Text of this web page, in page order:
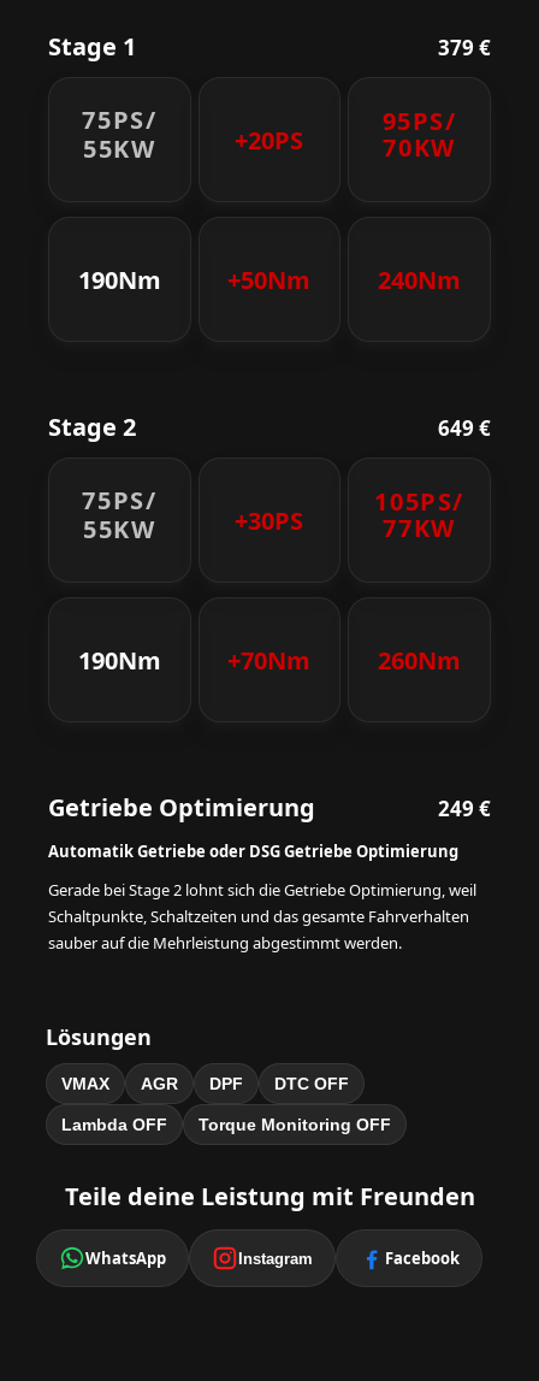
Stage 1 379 €
75PS/
55KW
+20PS
95PS/
70KW
190Nm +50Nm 240Nm
Stage 2 649 €
75PS/
55KW
+30PS
105PS/
77KW
190Nm +70Nm 260Nm
Getriebe Optimierung 249 €
Automatik Getriebe oder DSG Getriebe Optimierung
Gerade bei Stage 2 lohnt sich die Getriebe Optimierung, weil
Schaltpunkte, Schaltzeiten und das gesamte Fahrverhalten
sauber auf die Mehrleistung abgestimmt werden.
Lösungen
VMAX AGR DPF DTC OFF
Lambda OFF Torque Monitoring OFF
Teile deine Leistung mit Freunden
WhatsApp Instagram Facebook